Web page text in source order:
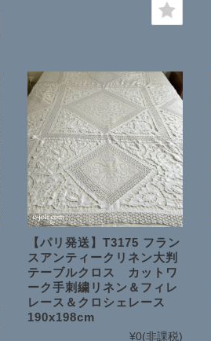
【パリ発送】T3175 フラン
スアンティークリネン大判
テーブルクロス カットワ
ーク手刺繍リネン＆フィレ
レース＆クロシェレース
190x198cm
¥0(非課税)